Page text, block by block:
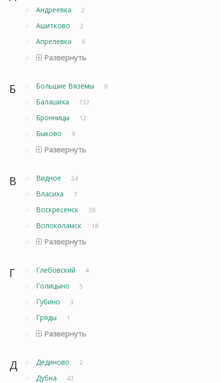
Андреевка 2
Ашитково 2
Апрелевка 9
Развернуть
Б Большие Вязёмы 6
Балашиха 132
Бронницы 12
Быково 9
Развернуть
В Видное 24
Власиха 7
Воскресенск 38
Волоколамск 18
Развернуть
Г Глебовский 4
Голицыно 5
Губино 3
Гряды 1
Развернуть
Д Дединово 2
Дубна 43